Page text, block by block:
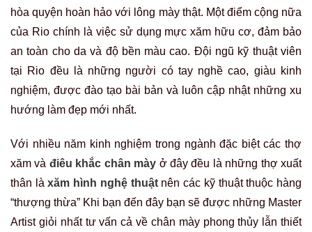
hòa quyện hoàn hảo với lông mày thật. Một điểm cộng nữa
của Rio chính là việc sử dụng mực xăm hữu cơ, đảm bảo
an toàn cho da và độ bền màu cao. Đội ngũ kỹ thuật viên
tại Rio đều là những người có tay nghề cao, giàu kinh
nghiệm, được đào tạo bài bản và luôn cập nhật những xu
hướng làm đẹp mới nhất.
Với nhiều năm kinh nghiệm trong ngành đặc biệt các thợ
xăm và điêu khắc chân mày ở đây đều là những thợ xuất
thân làxăm hình nghệ thuật nên các kỹ thuật thuộc hàng
“thượng thừa” Khi bạn đến đây bạn sẽ được những Master
Artist giỏi nhất tư vấn cả về chân mày phong thủy lẫn thiết